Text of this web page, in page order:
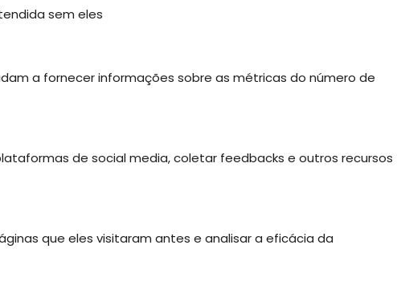
sem eles
a fornecer informações sobre as métricas do número de
de social media, coletar feedbacks e outros recursos
que eles visitaram antes e analisar a eficácia da